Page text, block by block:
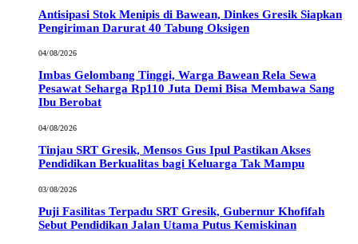
Antisipasi Stok Menipis di Bawean, Dinkes Gresik Siapkan
Pengiriman Darurat 40 Tabung Oksigen
04/08/2026
Imbas Gelombang Tinggi, Warga Bawean Rela Sewa
Pesawat Seharga Rp110 Juta Demi Bisa Membawa Sang
Ibu Berobat
04/08/2026
Tinjau SRT Gresik, Mensos Gus Ipul Pastikan Akses
Pendidikan Berkualitas bagi Keluarga Tak Mampu
03/08/2026
Puji Fasilitas Terpadu SRT Gresik, Gubernur Khofifah
Sebut Pendidikan Jalan Utama Putus Kemiskinan